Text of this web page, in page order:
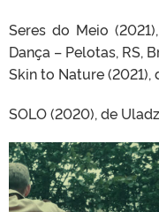
Seres do Meio
Dança – Pelotas, RS,
Skin to Nature (2021),
SOLO (2020), de